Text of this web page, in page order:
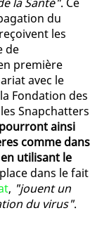
du
les
de
première
avec le
Fondation des
Snapchatters
ainsi
comme dans
utilisant le
dans le fait
, "jouent un
du virus".